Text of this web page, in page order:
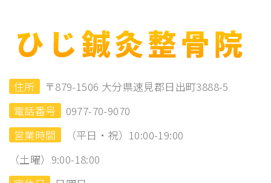
住所
〒879-1506 大分県速見郡日出町3888-5
電話番号
0977-70-9070
営業時間
（平日・祝）10:00-19:00
（土曜）9:00-18:00